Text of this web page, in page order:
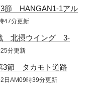
節 HANGAN1-1アル
47分更新
戦 北摂ウイング 3-
分更新
3節 タカモト道路
日AM09時39分更新